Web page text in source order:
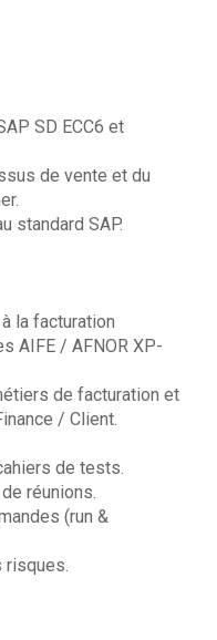
SD ECC6 et
de vente et du
standard SAP.
la facturation
AIFE / AFNOR XP-
de facturation et
/ Client.
de tests.
réunions.
(run &
risques.